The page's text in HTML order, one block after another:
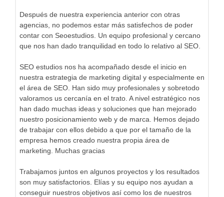
Después de nuestra experiencia anterior con otras
agencias, no podemos estar más satisfechos de poder
contar con Seoestudios. Un equipo profesional y cercano
que nos han dado tranquilidad en todo lo relativo al SEO.
SEO estudios nos ha acompañado desde el inicio en
nuestra estrategia de marketing digital y especialmente en
el área de SEO. Han sido muy profesionales y sobretodo
valoramos us cercanía en el trato. A nivel estratégico nos
han dado muchas ideas y soluciones que han mejorado
nuestro posicionamiento web y de marca. Hemos dejado
de trabajar con ellos debido a que por el tamaño de la
empresa hemos creado nuestra propia área de
marketing. Muchas gracias
Trabajamos juntos en algunos proyectos y los resultados
son muy satisfactorios. Elías y su equipo nos ayudan a
conseguir nuestros objetivos así como los de nuestros